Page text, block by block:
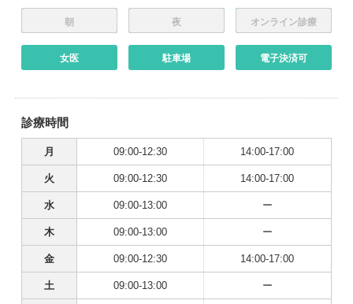
朝 夜 オンライン診療
女医 駐車場 電子決済可
診療時間
月 09:00-12:30 14:00-17:00
火 09:00-12:30 14:00-17:00
水 09:00-13:00 ー
木 09:00-13:00 ー
金 09:00-12:30 14:00-17:00
土 09:00-13:00 ー